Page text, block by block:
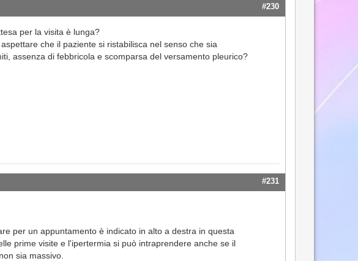
#230
per la visita è lunga?
che il paziente si ristabilisca nel senso che sia
assenza di febbricola e scomparsa del versamento pleurico?
#231
per un appuntamento è indicato in alto a destra in questa
prime visite e l'ipertermia si può intraprendere anche se il
sia massivo.